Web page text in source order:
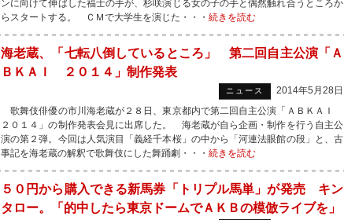
ンに向けて伸ばした福士の手が、杉咲演じる女の子の手と偶然触れ合うところか
らスタートする。 ＣＭで大学生を演じた・・・ 続きを読む
海老蔵、「七転八倒しているところ」 第二回自主公演「Ａ
ＢＫＡＩ ２０１４」制作発表
ニュース
2014年5月28日
歌舞伎俳優の市川海老蔵が２８日、東京都内で第二回自主公演「ＡＢＫＡＩ
２０１４」の制作発表会見に出席した。 海老蔵が自ら企画・制作を行う自主公
演の第２弾。今回は人気演目「義経千本桜」の中から「河連法眼館の段」と、古
事記を海老蔵の解釈で歌舞伎にした舞踊劇・・・ 続きを読む
５０円から購入できる新馬券「トリプル馬単」が発売 キン
タロー。「的中したら東京ドームでＡＫＢの模倣ライブを」